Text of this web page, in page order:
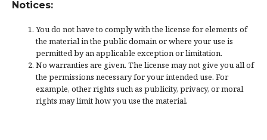
Notices:
You do not have to comply with the license for elements of
the material in the public domain or where your use is
permitted by an applicable exception or limitation.
No warranties are given. The license may not give you all of
the permissions necessary for your intended use. For
example, other rights such as publicity, privacy, or moral
rights may limit how you use the material.